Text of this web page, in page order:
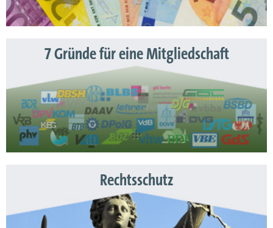
7 Gründe für eine Mitgliedschaft
Rechtsschutz